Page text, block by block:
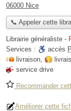
06000 Nice
📞 Appeler cette
Librairie généraliste -
Services :
accès
livraison,
service drive
Recommander
Améliorer cette